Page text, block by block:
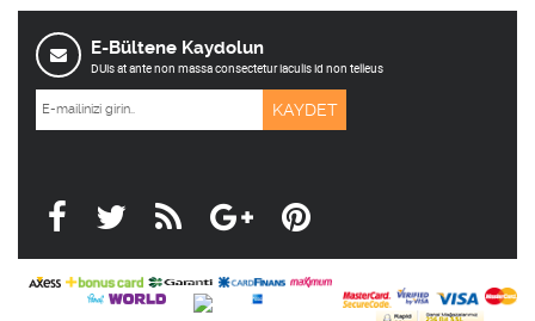
E-Bültene Kaydolun
DUis at ante non massa consectetur iaculis id non telleus